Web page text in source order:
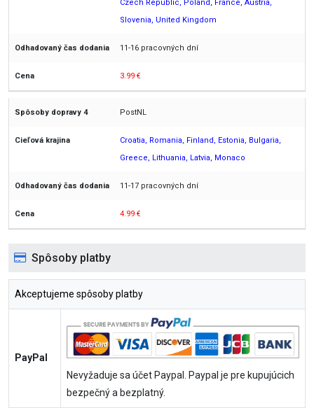
Czech Republic, Poland, France, Austria,
Slovenia, United Kingdom
11-16 pracovných dní
3.99 €
PostNL
Croatia, Romania, Finland, Estonia, Bulgaria,
Greece, Lithuania, Latvia, Monaco
11-17 pracovných dní
4.99 €
Spôsoby platby
Akceptujeme spôsoby platby
PayPal
Nevyžaduje sa účet Paypal. Paypal je pre kupujúcich
bezpečný a bezplatný.